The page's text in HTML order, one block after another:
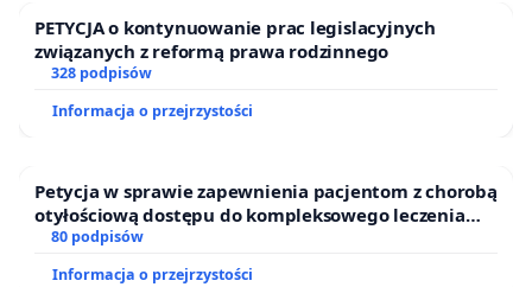
PETYCJA o kontynuowanie prac legislacyjnych
związanych z reformą prawa rodzinnego
328 podpisów
Informacja o przejrzystości
Petycja w sprawie zapewnienia pacjentom z chorobą
otyłościową dostępu do kompleksowego leczenia
oraz programów profilaktycznych.
80 podpisów
Informacja o przejrzystości